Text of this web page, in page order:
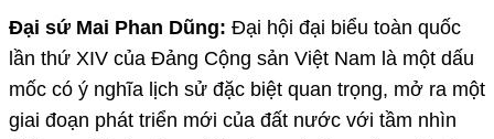
Đại sứ Mai Phan Dũng: Đại hội đại biểu toàn quốc
lần thứ XIV của Đảng Cộng sản Việt Nam là một dấu
mốc có ý nghĩa lịch sử đặc biệt quan trọng, mở ra một
giai đoạn phát triển mới của đất nước với tầm nhìn